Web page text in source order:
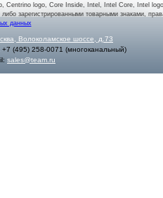
Centrino logo, Core Inside, Intel, Intel Core, Intel
зарегистрированными товарными знаками,
данных
Волоколамское шоссе, д.73
+7 (495) 258-0071 (многоканальный)
sales@team.ru